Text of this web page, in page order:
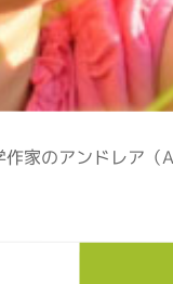
家のアンドレア